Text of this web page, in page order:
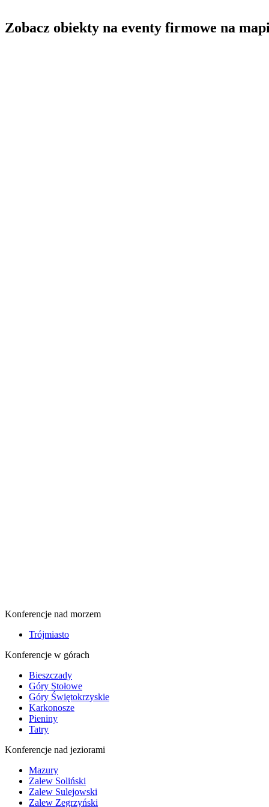
Zobacz obiekty na eventy firmowe na
Konferencje nad morzem
Trójmiasto
Konferencje w górach
Bieszczady
Góry Stołowe
Góry Świętokrzyskie
Karkonosze
Pieniny
Tatry
Konferencje nad jeziorami
Mazury
Zalew Soliński
Zalew Sulejowski
Zalew Zegrzyński